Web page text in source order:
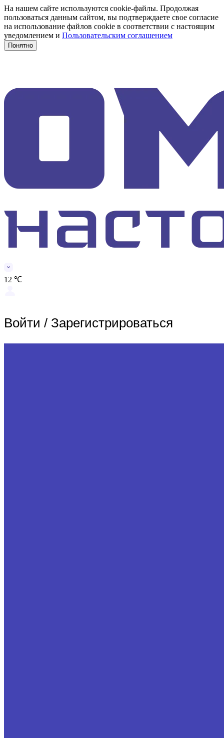
На нашем сайте используются cookie-файлы. Продолжая
пользоваться данным сайтом, вы подтверждаете свое согласие
на использование файлов cookie в соответствии с настоящим
уведомлением и Пользовательским соглашением
Понятно
12 ℃
Войти / Зарегистрироваться